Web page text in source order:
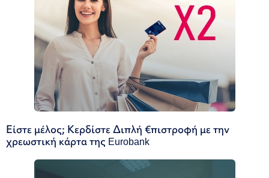
Είστε μέλος; Κερδίστε Διπλή €πιστροφή με την
χρεωστική κάρτα της Eurobank